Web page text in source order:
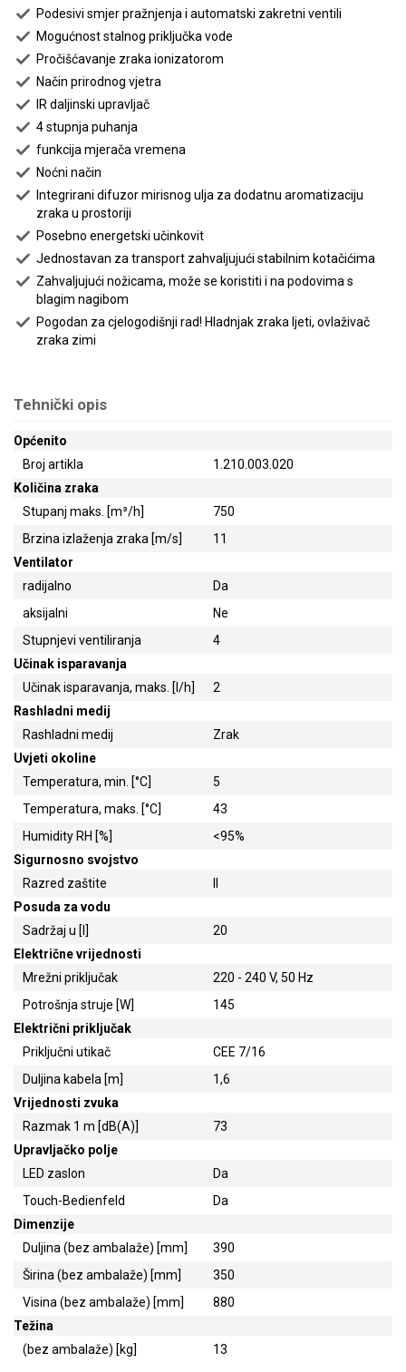
Podesivi smjer pražnjenja i automatski zakretni ventili
Mogućnost stalnog priključka vode
Pročišćavanje zraka ionizatorom
Način prirodnog vjetra
IR daljinski upravljač
4 stupnja puhanja
funkcija mjerača vremena
Noćni način
Integrirani difuzor mirisnog ulja za dodatnu aromatizaciju
zraka u prostoriji
Posebno energetski učinkovit
Jednostavan za transport zahvaljujući stabilnim kotačićima
Zahvaljujući nožicama, može se koristiti i na podovima s
blagim nagibom
Pogodan za cjelogodišnji rad! Hladnjak zraka ljeti, ovlaživač
zraka zimi
Tehnički opis
Općenito
Broj artikla
1.210.003.020
Količina zraka
Stupanj maks. [m³/h]
750
Brzina izlaženja zraka [m/s]
11
Ventilator
radijalno
Da
aksijalni
Ne
Stupnjevi ventiliranja
4
Učinak isparavanja
Učinak isparavanja, maks. [l/h]
2
Rashladni medij
Rashladni medij
Zrak
Uvjeti okoline
Temperatura, min. [°C]
5
Temperatura, maks. [°C]
43
Humidity RH [%]
<95%
Sigurnosno svojstvo
Razred zaštite
Posuda za vodu
Sadržaj u [l]
20
Električne vrijednosti
Mrežni priključak
220 - 240 V, 50 Hz
Potrošnja struje [W]
145
Električni priključak
Priključni utikač
CEE 7/16
Duljina kabela [m]
1,6
Vrijednosti zvuka
Razmak 1 m [dB(A)]
73
Upravljačko polje
LED zaslon
Da
Touch-Bedienfeld
Da
Dimenzije
Duljina (bez ambalaže) [mm]
390
Širina (bez ambalaže) [mm]
350
Visina (bez ambalaže) [mm]
880
Težina
(bez ambalaže) [kg]
13